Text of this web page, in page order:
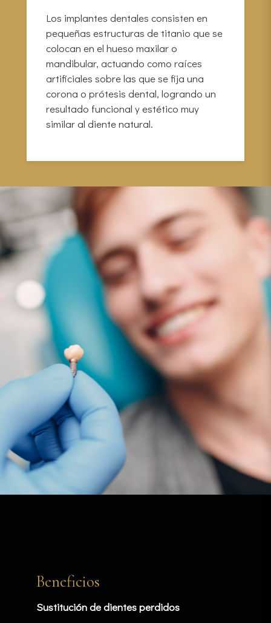
Los implantes dentales consisten en
pequeñas estructuras de titanio que se
colocan en el hueso maxilar o
mandibular, actuando como raíces
artificiales sobre las que se fija una
corona o prótesis dental, logrando un
resultado funcional y estético muy
similar al diente natural.
Beneficios
Sustitución de dientes perdidos